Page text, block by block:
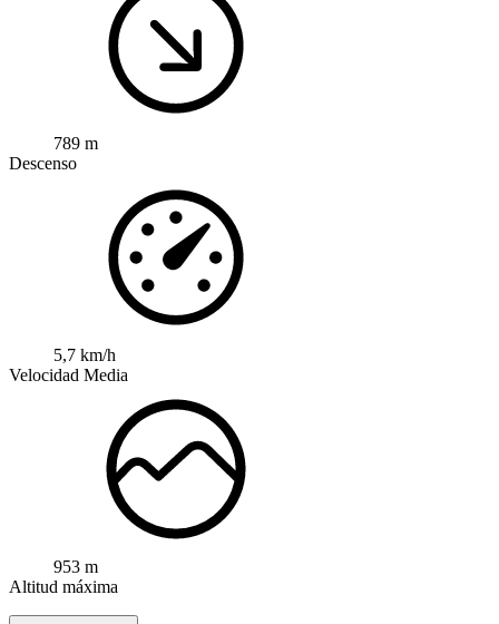
789 m
Descenso
5,7 km/h
Velocidad Media
953 m
Altitud máxima